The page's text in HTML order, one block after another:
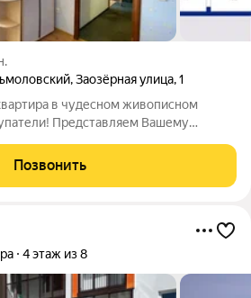
,Заозёрная улица,1
в чудесном живописном
Представляем Вашему
26 кв. метров с лоджией и видом
Позвонить
4 этаж из 8